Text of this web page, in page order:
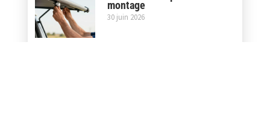
montage
30 juin 2026